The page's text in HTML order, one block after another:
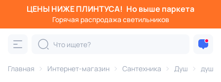
ЦЕНЫ НИЖЕ ПЛИНТУСА! Но выше паркета
Горячая распродажа светильников
Главная Интернет-магазин Сантехника Душ
Фильтры
Категория: